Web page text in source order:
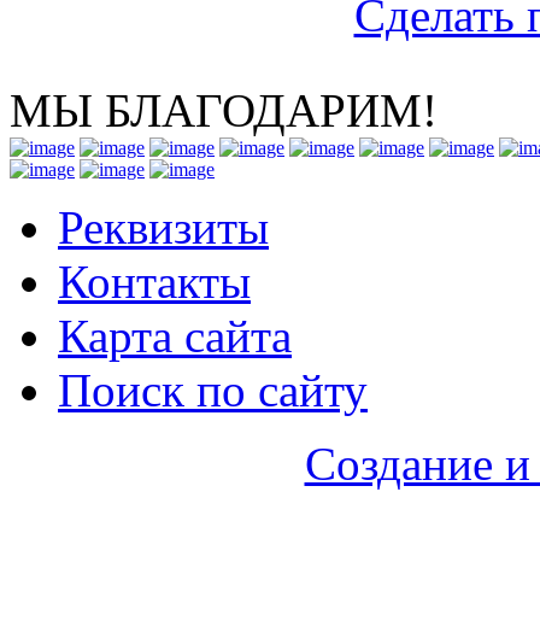
Сделать
МЫ БЛАГОДАРИМ!
Реквизиты
Контакты
Карта сайта
Поиск по сайту
Создание